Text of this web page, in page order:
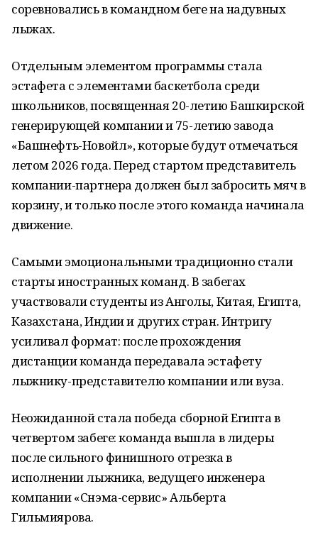
соревновались в командном беге на надувных
лыжах.
Отдельным элементом программы стала
эстафета с элементами баскетбола среди
школьников, посвященная 20-летию Башкирской
генерирующей компании и 75-летию завода
«Башнефть-Новойл», которые будут отмечаться
летом 2026 года. Перед стартом представитель
компании-партнера должен был забросить мяч в
корзину, и только после этого команда начинала
движение.
Самыми эмоциональными традиционно стали
старты иностранных команд. В забегах
участвовали студенты из Анголы, Китая, Египта,
Казахстана, Индии и других стран. Интригу
усиливал формат: после прохождения
дистанции команда передавала эстафету
лыжнику-представителю компании или вуза.
Неожиданной стала победа сборной Египта в
четвертом забеге: команда вышла в лидеры
после сильного финишного отрезка в
исполнении лыжника, ведущего инженера
компании «Снэма-сервис» Альберта
Гильмиярова.